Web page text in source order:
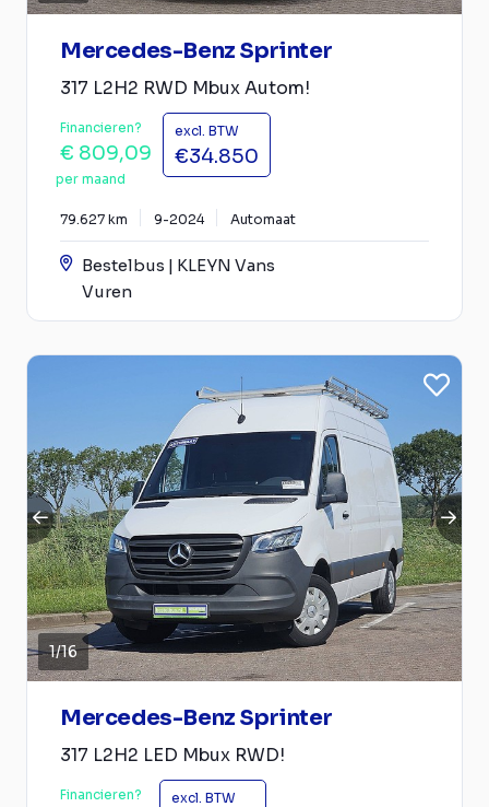
Mercedes-Benz Sprinter
317 L2H2 RWD Mbux Autom!
Financieren?
€ 809,09
per maand
excl. BTW
€34.850
79.627 km 9-2024 Automaat
Bestelbus | KLEYN Vans
Vuren
1/16
Mercedes-Benz Sprinter
317 L2H2 LED Mbux RWD!
Financieren? excl. BTW